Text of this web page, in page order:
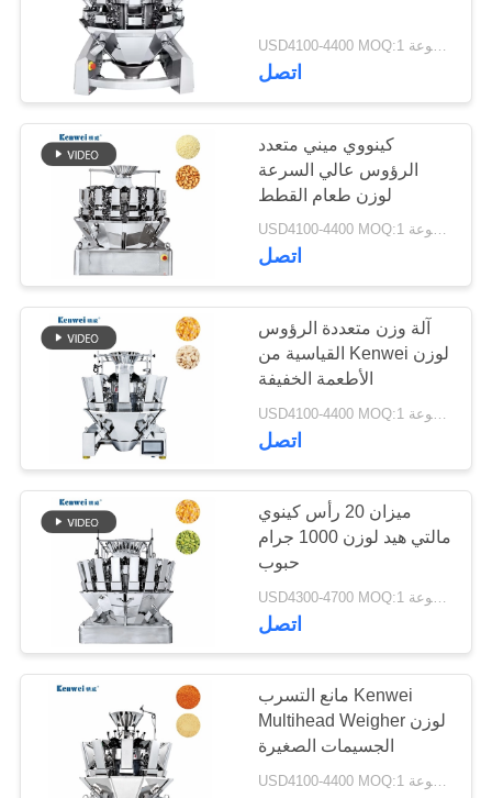
آلة وزنها الخطي
35
تحقق من آلة وازن
16
آلات الكشف عن
المعادن
22
USD4100-4400 MOQ:1 مجموعة
اتصل
كينووي ميني متعدد
الرؤوس عالي السرعة
لوزن طعام القطط
USD4100-4400 MOQ:1 مجموعة
اتصل
آلة وزن متعددة الرؤوس
القياسية من Kenwei لوزن
الأطعمة الخفيفة
اتصل
ميزان 20 رأس كينوي
مالتي هيد لوزن 1000 جرام
حبوب
USD4300-4700 MOQ:1 مجموعة
اتصل
مانع التسرب Kenwei
Multihead Weigher لوزن
الجسيمات الصغيرة
USD4100-4400 MOQ:1 مجموعة